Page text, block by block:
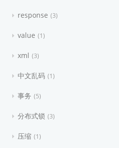
response 3
value 1
xml 3
中文乱码 1
事务 5
分布式锁 3
压缩 1